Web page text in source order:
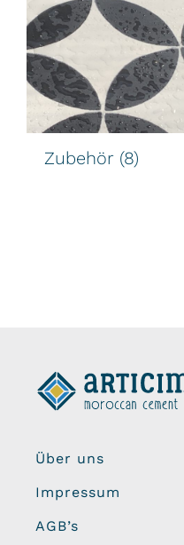
Zubehör (8)
Über uns
Impressum
AGB’s